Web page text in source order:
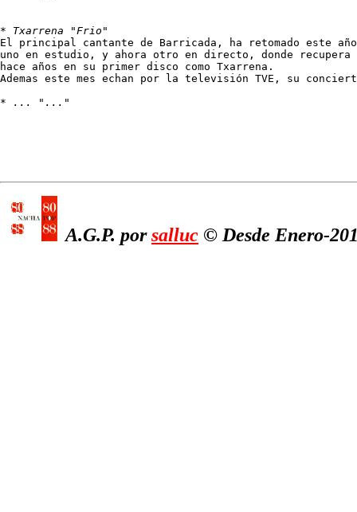
* Txarrena "Frio"
El principal cantante de Barricada, ha retomado este
uno en estudio, y ahora otro en directo, donde
hace años en su primer disco como Txarrena.
Ademas este mes echan por la televisión TVE, su
*
... "..."
A.G.P. porsalluc © Desde Enero-